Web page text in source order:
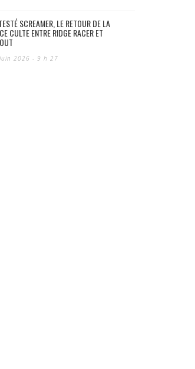
SCREAMER, LE RETOUR DE LA
CULTE ENTRE RIDGE RACER ET
2026 - 9 h 27